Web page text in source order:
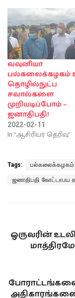
வவுனியா
பல்கலைக்கழகம்
தொழில்நுட்ப
சவால்களை
முறியடிப்போம் –
ஜனாதிபதி!
2022-02-11
In "ஆசிரியர் தெரிவு"
Tags: பல்கலைக்கழகம்
ஜனாதிபதி கோட்டாபய
ஒருவரின்
போராட்டங்களை